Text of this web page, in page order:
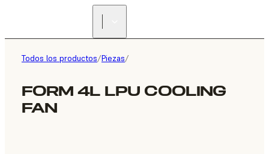
Todos los productos/Piezas/
FORM 4L LPU COOLING
FAN